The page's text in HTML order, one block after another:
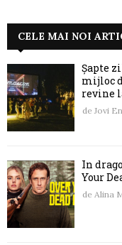
CELE MAI NOI
Șapte
mijloc
revine
de Jovi
În
Your
de Alina